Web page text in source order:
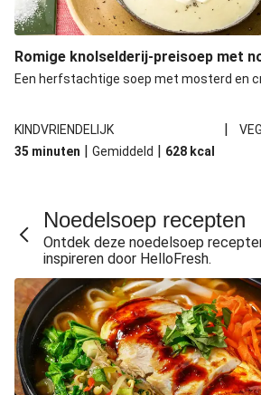
Romige knolselderij-preisoep met
Een herfstachtige soep met mosterd en
KINDVRIENDELIJK |
35 minuten | Gemiddeld | 628 kcal
Noedelsoep recepten
Ontdek deze noedelsoep
inspireren door HelloFresh.